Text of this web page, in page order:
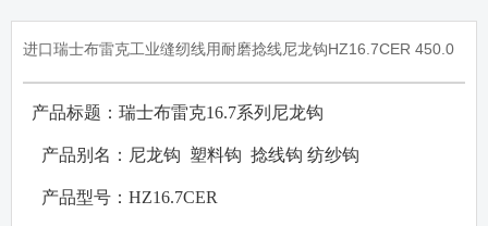
进口瑞士布雷克工业缝纫线用耐磨捻线尼龙钩HZ16.7CER 450.0
产品标题：瑞士布雷克16.7系列尼龙钩
产品别名： 尼龙钩 塑料钩 捻线钩 纺纱钩
产品型号：HZ16.7CER